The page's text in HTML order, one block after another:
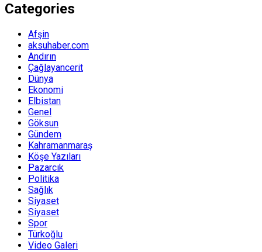
Categories
Afşin
aksuhaber.com
Andırın
Çağlayancerit
Dünya
Ekonomi
Elbistan
Genel
Göksun
Gündem
Kahramanmaraş
Köşe Yazıları
Pazarcık
Politika
Sağlık
Siyaset
Siyaset
Spor
Türkoğlu
Video Galeri